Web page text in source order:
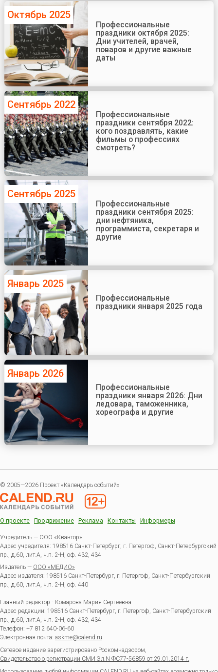
Октябрь 2025
Профессиональные
праздники октября 2025:
Дни учителей, врачей,
поваров и другие важные
даты
Сентябрь 2022
Профессиональные
праздники сентября 2022:
кого поздравлять, какие
фильмы о профессиях
смотреть?
Сентябрь 2025
Профессиональные
праздники сентября 2025:
дни нефтяника,
программиста, секретаря и
другие
Январь 2025
Профессиональные
праздники января 2025 года
Январь 2026
Профессиональные
праздники января 2026: Дни
ледовара, таможенника,
хореографа и другие
© 2005—2026 Проект «Календарь событий»
О проекте Продвижение Реклама Контакты Информеры
Учредитель — ООО «Квантор»
Адрес учредителя: 198516 Санкт-Петербург, г. Петергоф, Санкт-Петербургский
пр., д.60, лит.А, ч.п. 2-Н, оф. 432, 434
Издатель — ООО «МЕДИО»
Адрес издателя: 198516 Санкт-Петербург, г. Петергоф, Санкт-Петербургский
пр., д.60, лит.А, ч.п. 2-Н, оф. 440
Главный редактор - Комарова Мария Сергеевна
Адрес редакции: 198516 Санкт-Петербург, г. Петергоф, Санкт-Петербургский
пр., д.60, лит.А, ч.п. 2-Н, оф. 432, 434
Телефон: +7 812 640-06-60
Электронная почта: askme@calend.ru
Сетевое издание зарегистрировано Роскомнадзором,
Свидетельство о регистрации СМИ Эл.N ФС77-56859 от 29.01.2014 г.